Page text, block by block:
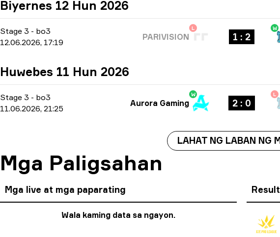
Biyernes 12 Hun 2026
Stage 3 - bo3
12.06.2026, 17:19
L
PARIVISION 1 : 2
W
Huwebes 11 Hun 2026
Stage 3 - bo3
11.06.2026, 21:25
W
Aurora Gaming 2 : 0
L
LAHAT NG LABAN NG
Mga Paligsahan
Mga live at mga paparating
Wala kaming data sa ngayon.